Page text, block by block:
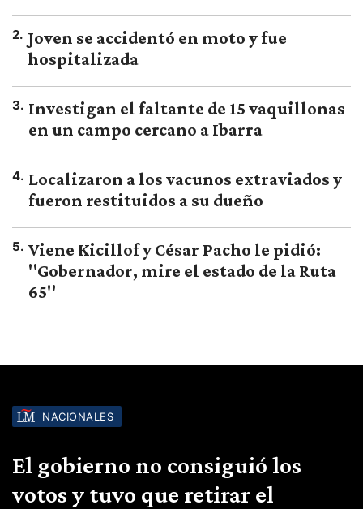
2. Joven se accidentó en moto y fue
hospitalizada
3. Investigan el faltante de 15 vaquillonas
en un campo cercano a Ibarra
4. Localizaron a los vacunos extraviados y
fueron restituidos a su dueño
5. Viene Kicillof y César Pacho le pidió:
"Gobernador, mire el estado de la Ruta
65"
NACIONALES
El gobierno no consiguió los
votos y tuvo que retirar el